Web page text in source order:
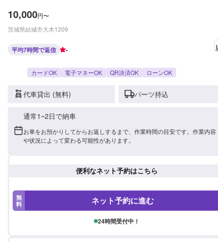
10,000円〜
茨城県結城市大木1209
平均7時間で返信 -
カードOK 電子マネーOK QR決済OK ローンOK
代車貸出 (無料) パーツ持込
通常1~2日で納車
お車をお預かりしてからお返しするまで、作業時間の目安です。作業内容
や状況によって変わる可能性があります。
便利なネット予約はこちら
無
料 ネット予約に進む
24時間受付中！